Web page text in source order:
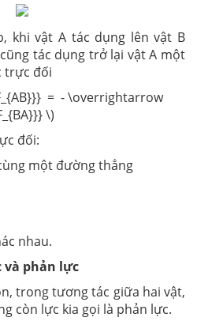
khi vật A tác dụng lên vật B
tác dụng trở lại vật A một
trực đối
= - \overrightarrow
\)
đối:
một đường thẳng
nhau.
và phản lực
trong tương tác giữa hai vật,
còn lực kia gọi là phản lực.